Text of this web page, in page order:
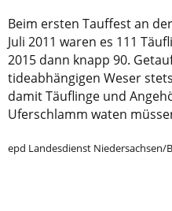
Beim ersten Tauffest an
Juli 2011 waren es 111
2015 dann knapp 90.
tideabhängigen Weser
damit Täuflinge und
Uferschlamm waten
epd Landesdienst Niedersachsen/